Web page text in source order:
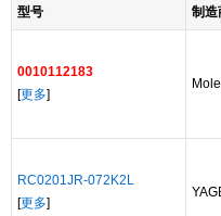
型号 制造
0010112183
[更多]
RC0201JR-072K2L
[更多]